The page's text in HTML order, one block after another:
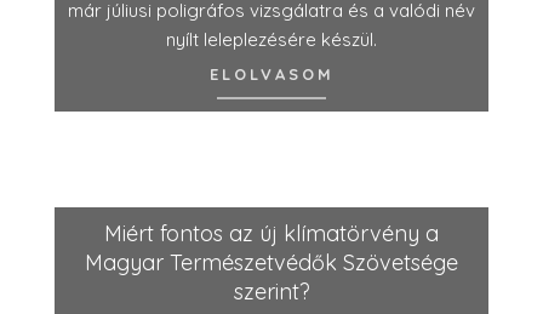
már júliusi poligráfos vizsgálatra és a valódi név
nyílt leleplezésére készül.
ELOLVASOM
Miért fontos az új klímatörvény a
Magyar Természetvédők Szövetsége
szerint?